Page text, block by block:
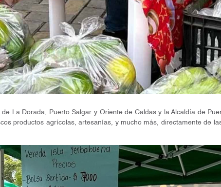
La Dorada, Puerto Salgar y Oriente de Caldas y la Alcaldía de
productos agrícolas, artesanías, y mucho más, directamente de